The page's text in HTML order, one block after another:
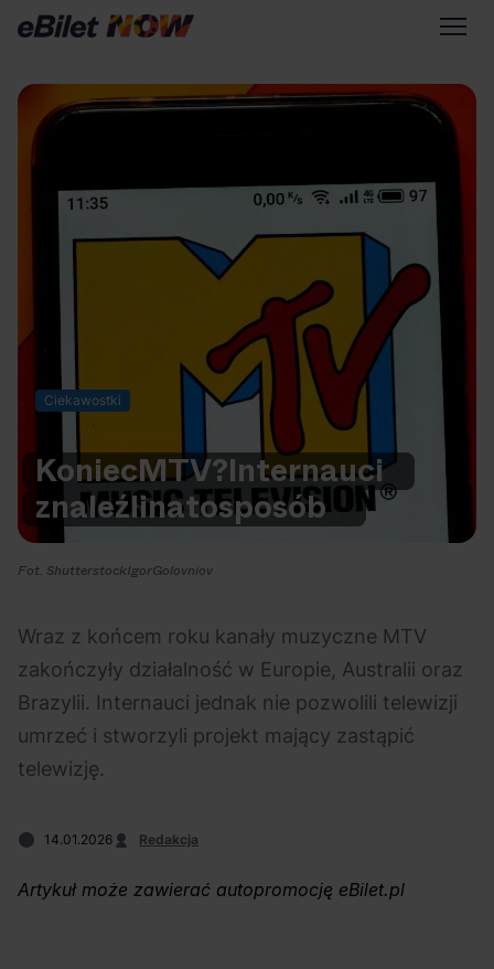
Tylko na eBilet
Przejdź na eBilet.pl
Na czasie
eBilet Festiwal 05.08.2026
Aplikacja
KAMAAAN nową
inicjatywą eBilet
Bring Me The Horizon Ciekawostki 03.08.2026
Arctic Monkeys i
NOW
Scena Impostora
Historia jednej piosenki
Poza nurtem
Kultura Osobista
Ciekawostki
KoniecMTV?Internauci
znaleźlinatosposób
Fot. ShutterstockIgorGolovniov
Wraz z końcem roku kanały muzyczne MTV
zakończyły działalność w Europie, Australii oraz
Brazylii. Internauci jednak nie pozwolili telewizji
umrzeć i stworzyli projekt mający zastąpić
telewizję.
14.01.2026 Redakcja
Artykuł może zawierać autopromocję eBilet.pl